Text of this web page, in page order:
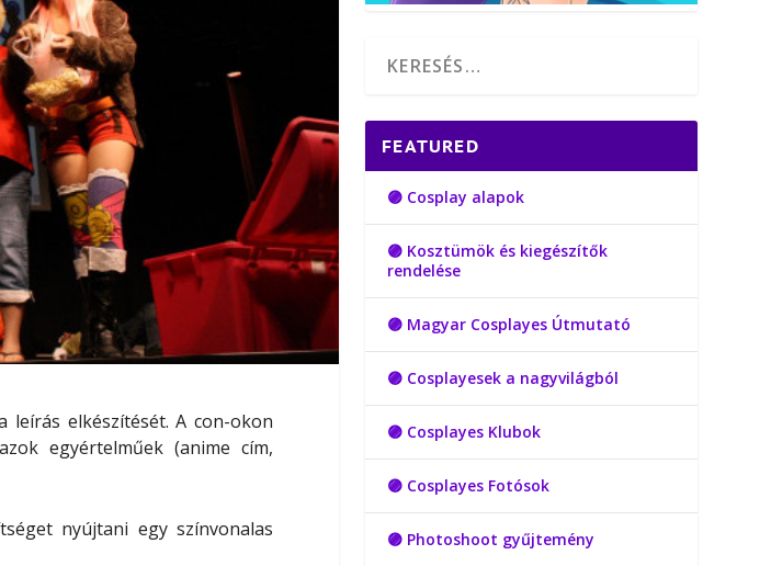
leírás elkészítését. A con-okon
egyértelműek (anime cím,
nyújtani egy színvonalas
FEATURED
🟣 Cosplay alapok
🟣 Kosztümök és kiegészítők
rendelése
🟣 Magyar Cosplayes Útmutató
🟣 Cosplayesek a nagyvilágból
🟣 Cosplayes Klubok
🟣 Cosplayes Fotósok
🟣 Photoshoot gyűjtemény